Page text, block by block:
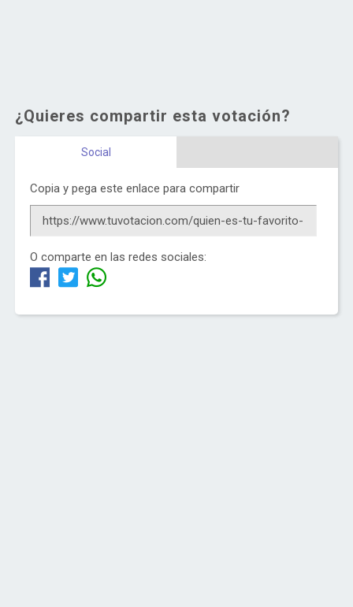
¿Quieres compartir esta votación?
Social
Copia y pega este enlace para compartir
O comparte en las redes sociales: